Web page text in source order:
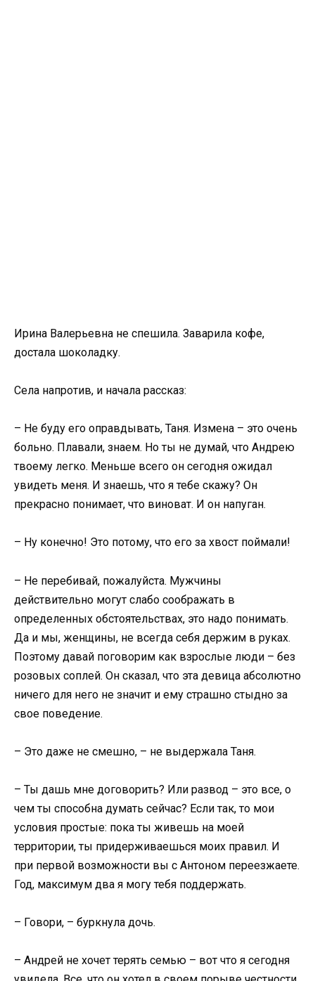
Ирина Валерьевна не спешила. Заварила кофе,
достала шоколадку.
Села напротив, и начала рассказ:
– Не буду его оправдывать, Таня. Измена – это очень
больно. Плавали, знаем. Но ты не думай, что Андрею
твоему легко. Меньше всего он сегодня ожидал
увидеть меня. И знаешь, что я тебе скажу? Он
прекрасно понимает, что виноват. И он напуган.
– Ну конечно! Это потому, что его за хвост поймали!
– Не перебивай, пожалуйста. Мужчины
действительно могут слабо соображать в
определенных обстоятельствах, это надо понимать.
Да и мы, женщины, не всегда себя держим в руках.
Поэтому давай поговорим как взрослые люди – без
розовых соплей. Он сказал, что эта девица абсолютно
ничего для него не значит и ему страшно стыдно за
свое поведение.
– Это даже не смешно, – не выдержала Таня.
– Ты дашь мне договорить? Или развод – это все, о
чем ты способна думать сейчас? Если так, то мои
условия простые: пока ты живешь на моей
территории, ты придерживаешься моих правил. И
при первой возможности вы с Антоном переезжаете.
Год, максимум два я могу тебя поддержать.
– Говори, – буркнула дочь.
– Андрей не хочет терять семью – вот что я сегодня